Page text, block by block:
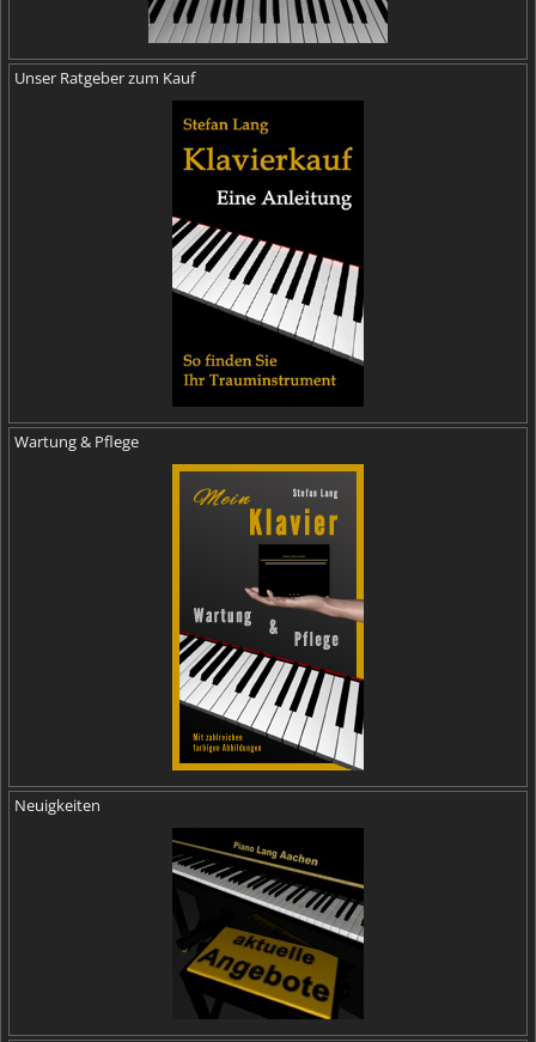
Unser Ratgeber zum Kauf
Wartung & Pflege
Neuigkeiten